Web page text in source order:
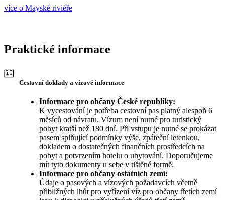
více o Mayské riviéře
Praktické informace
Cestovní doklady a vízové informace
Informace pro občany České republiky:
K vycestování je potřeba cestovní pas platný alespoň 6
měsíců od návratu. Vízum není nutné pro turistický
pobyt kratší než 180 dní. Při vstupu je nutné se prokázat
pasem splňující podmínky výše, zpáteční letenkou,
dokladem o dostatečných finančních prostředcích na
pobyt a potvrzením hotelu o ubytování. Doporučujeme
mít tyto dokumenty u sebe v tištěné formě.
Informace pro občany ostatních zemí:
Údaje o pasových a vízových požadavcích včetně
přibližných lhůt pro vyřízení víz pro občany třetích zemí